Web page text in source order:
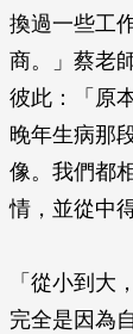
換過一些工
商。」蔡老
彼此：「原
晚年生病那
像。我們都
情，並從中
「從小到大
完全是因為